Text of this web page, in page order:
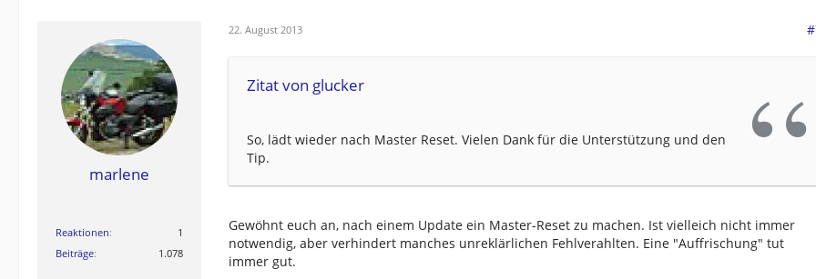
marlene
Reaktionen
1
Beiträge
1.078
22. August 2013
Zitat von glucker
So, lädt wieder nach Master Reset. Vielen Dank für die Unterstützung und den
Tip.
Gewöhnt euch an, nach einem Update ein Master-Reset zu machen. Ist vielleich nicht immer
notwendig, aber verhindert manches unreklärlichen Fehlverahlten. Eine "Auffrischung" tut
immer gut.